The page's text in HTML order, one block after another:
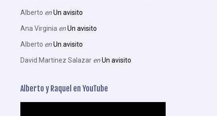
Alberto enUn avisito
Ana Virginia enUn avisito
Alberto enUn avisito
David Martinez Salazar enUn avisito
Alberto y Raquel en YouTube